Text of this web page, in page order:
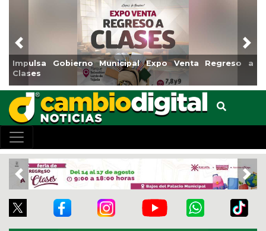
Gobierno Municipal Expo Venta Regreso a
Previous
Previous